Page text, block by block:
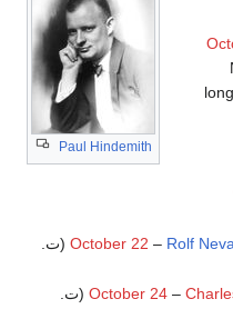
Paul Hindemith
October 22 – Rolf
October 24–